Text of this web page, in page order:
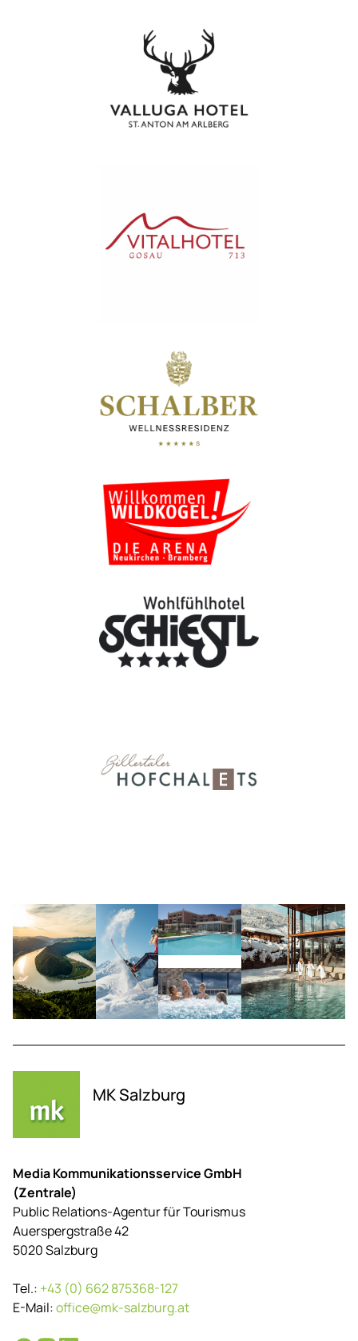
MK Salzburg
Media Kommunikationsservice GmbH
(Zentrale)
Public Relations-Agentur für Tourismus
Auerspergstraße 42
5020 Salzburg
Tel.: +43 (0) 662 875368-127
E-Mail:office@mk-salzburg.at